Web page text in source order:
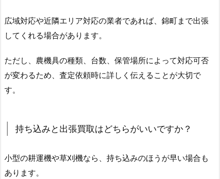
広域対応や近隣エリア対応の業者であれば、錦町まで出張
してくれる場合があります。
ただし、農機具の種類、台数、保管場所によって対応可否
が変わるため、査定依頼時に詳しく伝えることが大切で
す。
持ち込みと出張買取はどちらがいいですか？
小型の耕運機や草刈機なら、持ち込みのほうが早い場合も
あります。